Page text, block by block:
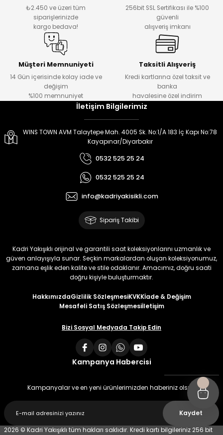
₺2.450 ve üzeri tüm
siparişlerinizde
kargo bedava!
256bit SSL Sertifikası ile %100
güvenli
alışveriş imkanı
Müşteri Memnuniyeti
14 Gün içerisinde kolay iade ve
değişim
%100 memnuniyet
Taksitli Alışveriş
Kredi kartlarına özel taksit ve
banka
havalesine özel indirim
İletişim Bilgilerimiz
WINS TOWN AVM Talaytepe Mah. 4005 Sk. No:1/A 183 İç Kapı No:78
Kayapınar/Diyarbakır
0532 525 25 24
0532 525 25 24
info@kadriyakisikli.com
Sipariş Takibi
Kadri Yakışıklı orijinal ve garantili saat koleksiyonlarını uzmanlık ve
güven anlayışıyla sunar. Seçkin markalardan oluşan koleksiyonumuz,
zamana eşlik eden kalite ve stile odaklanır. Amacımız, doğru saati
doğru kişiyle buluşturmaktır.
HakkımızdaGizlilik SözleşmesiKVKKİade & Değişim
Mesafeli Satış Sözleşmesiİletişim
Bizi Sosyal Medyada Takip Edin
Kampanya Habercisi
Kampanyalar ve en yeni ürünlerimizden haberiniz olsun
Kaydet
2026 © Kadri Yakışıklı tüm hakları saklıdır. Kredi kartı bilgileriniz 256 bit